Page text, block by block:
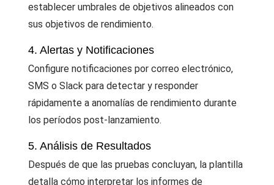
establecer umbrales de objetivos alineados con
sus objetivos de rendimiento.
4. Alertas y Notificaciones
Configure notificaciones por correo electrónico,
SMS o Slack para detectar y responder
rápidamente a anomalías de rendimiento durante
los períodos post-lanzamiento.
5. Análisis de Resultados
Después de que las pruebas concluyan, la plantilla
detalla cómo interpretar los informes de